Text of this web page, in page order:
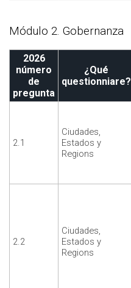
Módulo 2. Gobernanza
2026
número
de
pregunta
¿Qué
questionniare?
2.1
Ciudades,
Estados y
Regions
2.2
Ciudades,
Estados y
Regions